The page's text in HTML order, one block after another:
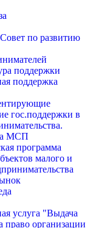
по развитию
поддержки
поддержка
гос.поддержки в
МСП
программа
малого и
услуга "Выдача
право организации